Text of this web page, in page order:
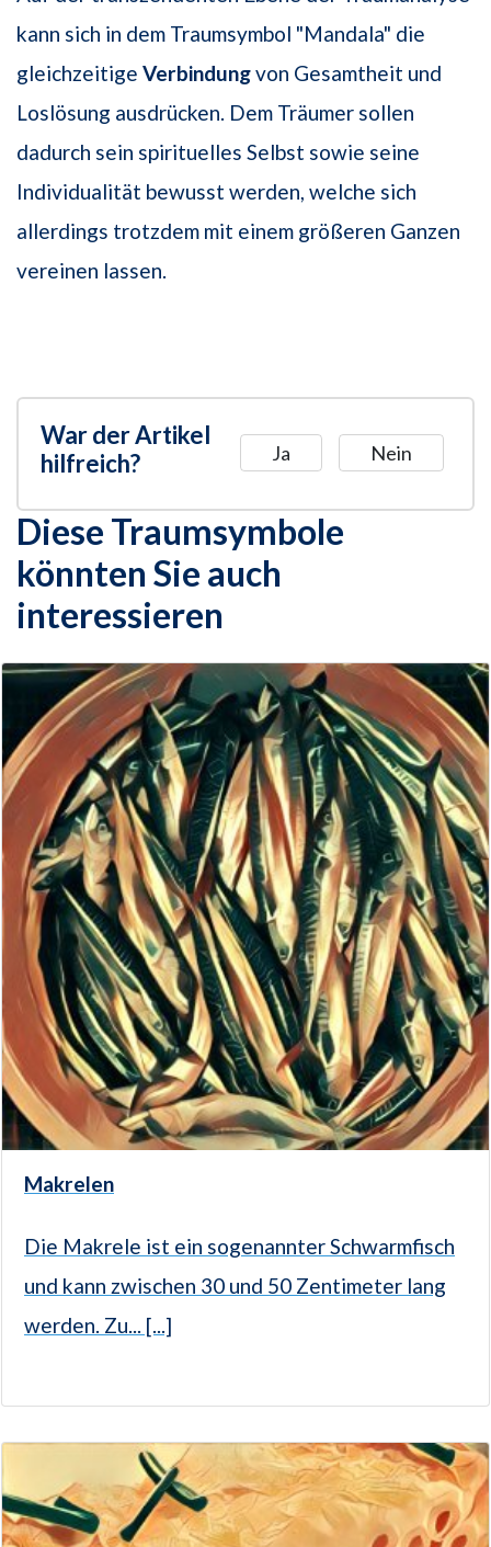
kann sich in dem Traumsymbol "Mandala" die
gleichzeitige Verbindungvon Gesamtheit und
Loslösung ausdrücken. Dem Träumer sollen
dadurch sein spirituelles Selbst sowie seine
Individualität bewusst werden, welche sich
allerdings trotzdem mit einem größeren Ganzen
vereinen lassen.
War der Artikel
hilfreich?
Ja Nein
Diese Traumsymbole
könnten Sie auch
interessieren
Makrelen
Die Makrele ist ein sogenannter Schwarmfisch
und kann zwischen 30 und 50 Zentimeter lang
werden. Zu... [...]